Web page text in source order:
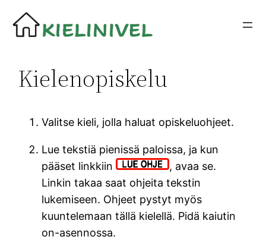
Siirry
sisältöön
Kielenopiskelu
Valitse kieli, jolla haluat opiskeluohjeet.
Lue tekstiä pienissä paloissa, ja kun
pääset linkkiin
, avaa se.
Linkin takaa saat ohjeita tekstin
lukemiseen. Ohjeet pystyt myös
kuuntelemaan tällä kielellä. Pidä kaiutin
on-asennossa.